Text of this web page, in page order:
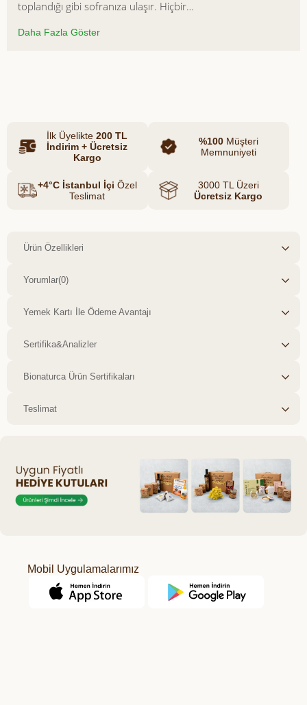
toplandığı gibi sofranıza ulaşır. Hiçbir
işleme maruz kalmadan yetiştirilen bu
Daha Fazla Göster
İlk Üyelikte 200 TL
İndirim + Ücretsiz
Kargo
%100Müşteri
Memnuniyeti
+4°C İstanbul İçi Özel
Teslimat
3000 TL Üzeri
Ücretsiz Kargo
Ürün Özellikleri
Yorumlar(0)
Yemek Kartı İle Ödeme Avantajı
Sertifika&Analizler
Bionaturca Ürün Sertifikaları
Teslimat
Mobil Uygulamalarımız